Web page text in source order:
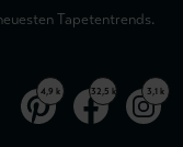
Tapetentrends.
4,9 k 32,5 k 3,1 k